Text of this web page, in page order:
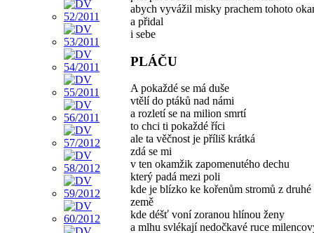
abych vyvážil misky prachem tohoto
a přidal
i sebe
PLÁČU
A pokaždé se má duše
vtělí do ptáků nad námi
a rozletí se na milion smrtí
to chci ti pokaždé říci
ale ta věčnost je příliš krátká
zdá se mi
v ten okamžik zapomenutého dechu
který padá mezi poli
kde je blízko ke kořenům stromů z druhé
země
kde déšť voní zoranou hlínou ženy
a mlhu svlékají nedočkavé ruce